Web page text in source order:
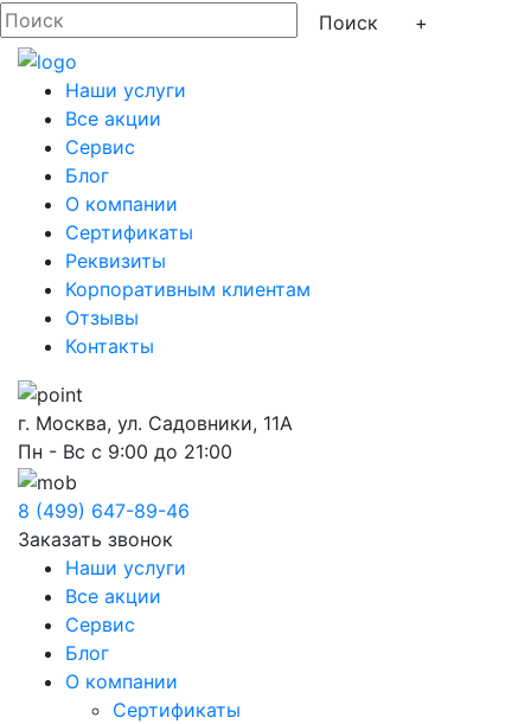
+
Наши услуги
Все акции
Сервис
Блог
О компании
Сертификаты
Реквизиты
Корпоративным клиентам
Отзывы
Контакты
г. Москва, ул. Садовники, 11А
Пн - Вс с 9:00 до 21:00
8 (499) 647-89-46
Заказать звонок
Наши услуги
Все акции
Сервис
Блог
О компании
Сертификаты